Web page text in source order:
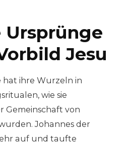
Ursprünge
Jesu
hat ihre Wurzeln in
wie sie
Gemeinschaft von
Johannes der
auf und taufte